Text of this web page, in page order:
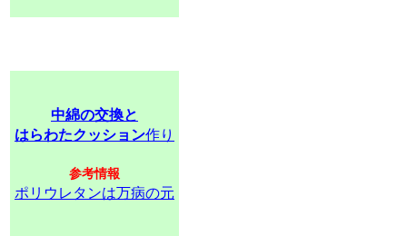
中綿の交換と
はらわたクッション作り
参考情報
ポリウレタンは万病の元